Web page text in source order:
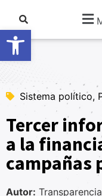
Abrir
Sistema político,
Tercer
a la
campañas
Autor: